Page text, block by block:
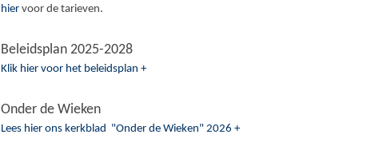
hier voor de tarieven.
Beleidsplan 2025-2028
Klik hier voor het beleidsplan +
Onder de Wieken
Lees hier ons kerkblad "Onder de Wieken" 2026 +